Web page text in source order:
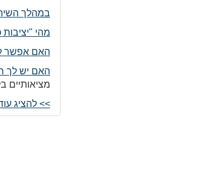
במהלך
מהי "יציבות
האם אפשר
האם יש לך
מציאותיים
>> להציג